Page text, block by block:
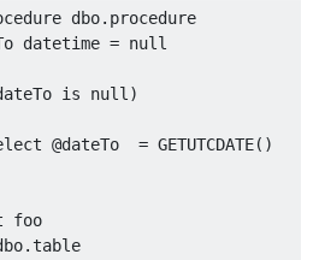
dbo. procedure
datetime = null
is null )
@dateTo = GETUTCDATE()
foo
.table